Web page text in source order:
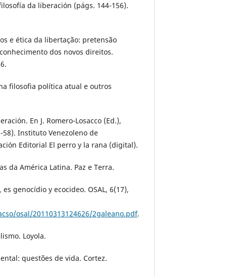
da liberación (págs. 144-156).
e ética da libertação: pretensão
dos novos direitos.
filosofia política atual e outros
En J. Romero-Losacco (Ed.),
58). Instituto Venezoleno de
Editorial El perro y la rana (digital).
da América Latina. Paz e Terra.
genocídio y ecocideo. OSAL, 6(17),
osal/20110313124626/2galeano.pdf.
Loyola.
questões de vida. Cortez.